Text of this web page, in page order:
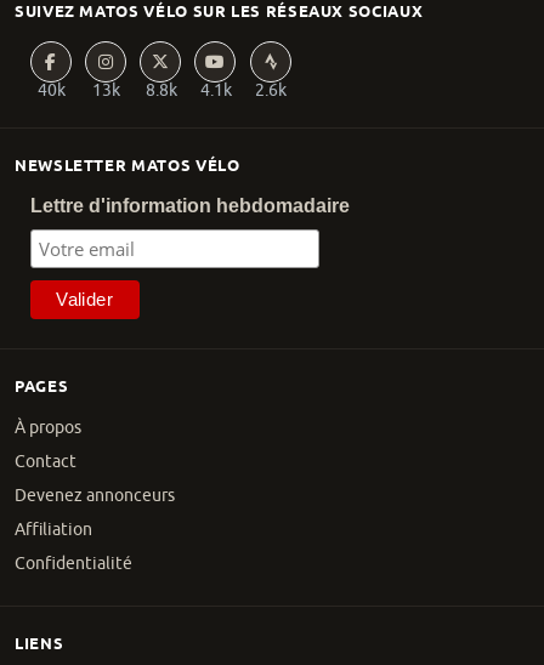
PAGES
À propos
Contact
Devenez annonceurs
Affiliation
Confidentialité
NEWSLETTER MATOS VÉLO
Lettre d'information hebdomadaire
SUIVEZ MATOS VÉLO SUR LES RÉSEAUX SOCIAUX
40k 13k 8.8k 4.1k 2.6k
LIENS